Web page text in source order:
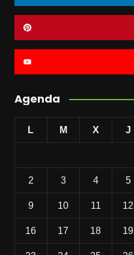
Agenda
L M X J
2 3 4 5
9 10 11 12
16 17 18 19